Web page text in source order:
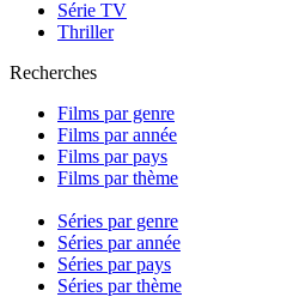
Série TV
Thriller
Recherches
Films par genre
Films par année
Films par pays
Films par thème
Séries par genre
Séries par année
Séries par pays
Séries par thème